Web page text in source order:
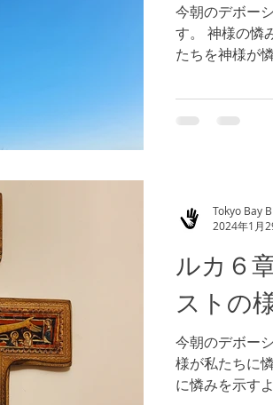
今朝のデボー
す。 神様の憐
たちを神様が
（参照 ルカ６
ように！
ルカ６
ストの
今朝のデボー
様が私たちに
に憐みを示す
Tokyo Bay
2024年1月